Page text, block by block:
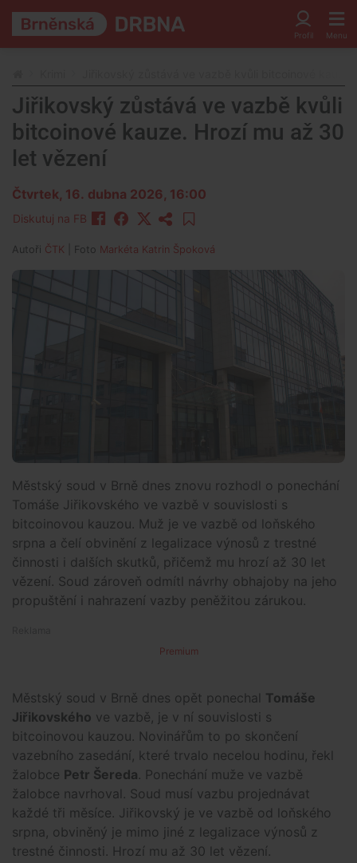
Jiřikovský zůstává ve vazbě kvůli
bitcoinové kauze. Hrozí mu až 30
let vězení
Čtvrtek, 16. dubna 2026, 16:00
Diskutuj na FB
Autoři ČTK | Foto Markéta Katrin Špoková
Městský soud v Brně dnes znovu rozhodl o ponechání
Tomáše Jiřikovského ve vazbě v souvislosti s
bitcoinovou kauzou. Muž je ve vazbě od loňského
srpna a čelí obvinění z legalizace výnosů z trestné
činnosti i dalších skutků, přičemž mu hrozí až 30 let
vězení. Soud zároveň odmítl návrhy obhajoby na jeho
propuštění i nahrazení vazby peněžitou zárukou.
Premium
Městský soud v Brně dnes opět ponechal Tomáše
Jiřikovského ve vazbě, je v ní souvislosti s
bitcoinovou kauzou. Novinářům to po skončení
vazebního zasedání, které trvalo necelou hodinu, řekl
žalobce Petr Šereda. Ponechání muže ve vazbě
žalobce navrhoval. Soud musí vazbu projednávat
každé tři měsíce. Jiřikovský je ve vazbě od loňského
srpna, obviněný je mimo jiné z legalizace výnosů z
trestné činnosti. Hrozí mu až 30 let vězení.